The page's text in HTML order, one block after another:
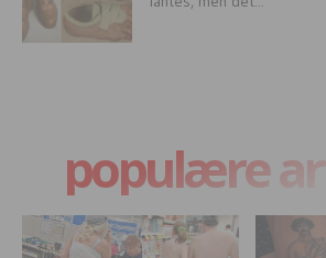
populære